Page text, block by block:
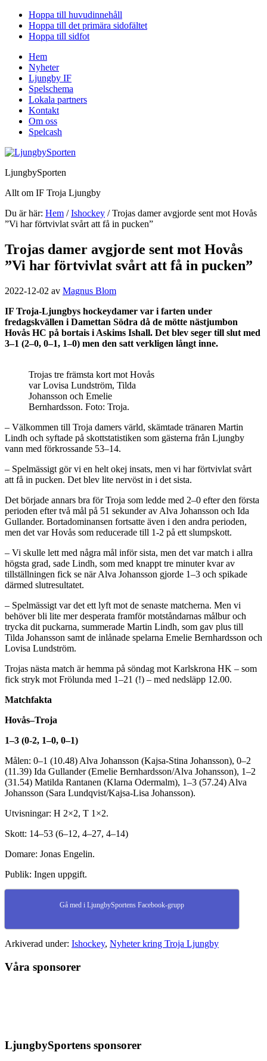
Hoppa till huvudinnehåll
Hoppa till det primära sidofältet
Hoppa till sidfot
Hem
Nyheter
Ljungby IF
Spelschema
Lokala partners
Kontakt
Om oss
Spelcash
LjungbySporten
Allt om IF Troja Ljungby
Du är här: Hem / Ishockey /Trojas damer avgjorde sent mot Hovås
”Vi har förtvivlat svårt att få in pucken”
Trojas damer avgjorde sent mot Hovås
”Vi har förtvivlat svårt att få in pucken”
2022-12-02 av Magnus Blom
IF Troja-Ljungbys hockeydamer var i farten under
fredagskvällen i Damettan Södra då de mötte nästjumbon
Hovås HC på bortais i Askims Ishall. Det blev seger till slut med
3–1 (2–0, 0–1, 1–0) men den satt verkligen långt inne.
Trojas tre främsta kort mot Hovås
var Lovisa Lundström, Tilda
Johansson och Emelie
Bernhardsson. Foto: Troja.
– Välkommen till Troja damers värld, skämtade tränaren Martin
Lindh och syftade på skottstatistiken som gästerna från Ljungby
vann med förkrossande 53–14.
– Spelmässigt gör vi en helt okej insats, men vi har förtvivlat svårt
att få in pucken. Det blev lite nervöst in i det sista.
Det började annars bra för Troja som ledde med 2–0 efter den första
perioden efter två mål på 51 sekunder av Alva Johansson och Ida
Gullander. Bortadominansen fortsatte även i den andra perioden,
men det var Hovås som reducerade till 1-2 på ett slumpskott.
– Vi skulle lett med några mål inför sista, men det var match i allra
högsta grad, sade Lindh, som med knappt tre minuter kvar av
tillställningen fick se när Alva Johansson gjorde 1–3 och spikade
därmed slutresultatet.
– Spelmässigt var det ett lyft mot de senaste matcherna. Men vi
behöver bli lite mer desperata framför motståndarnas målbur och
trycka dit puckarna, summerade Martin Lindh, som gav plus till
Tilda Johansson samt de inlånade spelarna Emelie Bernhardsson och
Lovisa Lundström.
Trojas nästa match är hemma på söndag mot Karlskrona HK – som
fick stryk mot Frölunda med 1–21 (!) – med nedsläpp 12.00.
Matchfakta
Hovås–Troja
1–3 (0-2, 1–0, 0–1)
Målen: 0–1 (10.48) Alva Johansson (Kajsa-Stina Johansson), 0–2
(11.39) Ida Gullander (Emelie Bernhardsson/Alva Johansson), 1–2
(31.54) Matilda Rantanen (Klarna Odermalm), 1–3 (57.24) Alva
Johansson (Sara Lundqvist/Kajsa-Lisa Johansson).
Utvisningar: H 2×2, T 1×2.
Skott: 14–53 (6–12, 4–27, 4–14)
Domare: Jonas Engelin.
Publik: Ingen uppgift.
Gå med i LjungbySportens Facebook-grupp
Arkiverad under: Ishockey, Nyheter kring Troja Ljungby
Våra sponsorer
LjungbySportens sponsorer